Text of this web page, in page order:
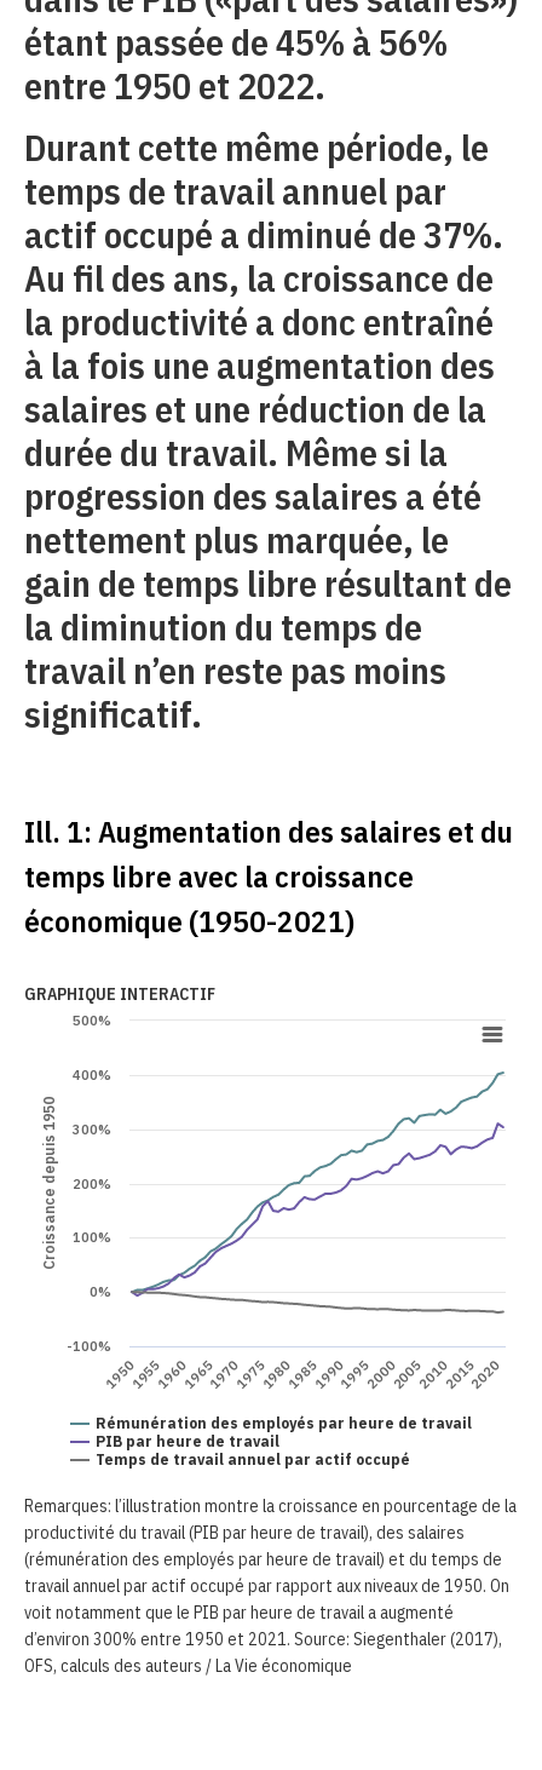
étant passée de 45% à 56%
entre 1950 et 2022.
Durant cette même période, le
temps de travail annuel par
actif occupé a diminué de 37%.
Au fil des ans, la croissance de
la productivité a donc entraîné
à la fois une augmentation des
salaires et une réduction de la
durée du travail. Même si la
progression des salaires a été
nettement plus marquée, le
gain de temps libre résultant de
la diminution du temps de
travail n’en reste pas moins
significatif.
Ill. 1: Augmentation des salaires et du
temps libre avec la croissance
économique (1950-2021)
GRAPHIQUE INTERACTIF
Croissance depuis 1950
Rémunération des employés par heure de travail
PIB par heure de travail
Temps de travail annuel par actif occupé
1950 1970 1990 2010
195519601965 197519801985 199520002005 20152020
-100%
0%
100%
200%
300%
400%
500%
Remarques: l’illustration montre la croissance en pourcentage de la
productivité du travail (PIB par heure de travail), des salaires
(rémunération des employés par heure de travail) et du temps de
travail annuel par actif occupé par rapport aux niveaux de 1950. On
voit notamment que le PIB par heure de travail a augmenté
d’environ 300% entre 1950 et 2021. Source: Siegenthaler (2017),
OFS, calculs des auteurs / La Vie économique